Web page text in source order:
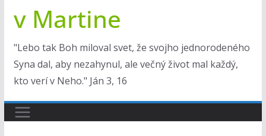
v Martine
"Lebo tak Boh miloval svet, že svojho jednorodeného
Syna dal, aby nezahynul, ale večný život mal každý,
kto verí v Neho." Ján 3, 16